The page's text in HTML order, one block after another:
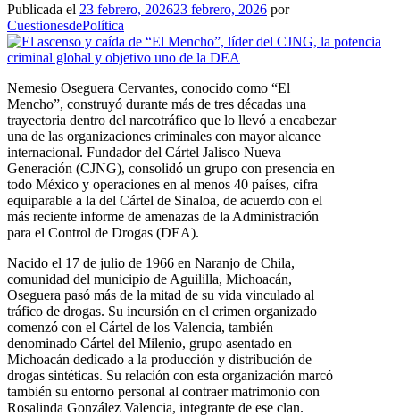
Publicada el 23 febrero, 202623 febrero, 2026 por
CuestionesdePolítica
Nemesio Oseguera Cervantes, conocido como “El
Mencho”, construyó durante más de tres décadas una
trayectoria dentro del narcotráfico que lo llevó a encabezar
una de las organizaciones criminales con mayor alcance
internacional. Fundador del Cártel Jalisco Nueva
Generación (CJNG), consolidó un grupo con presencia en
todo México y operaciones en al menos 40 países, cifra
equiparable a la del Cártel de Sinaloa, de acuerdo con el
más reciente informe de amenazas de la Administración
para el Control de Drogas (DEA).
Nacido el 17 de julio de 1966 en Naranjo de Chila,
comunidad del municipio de Aguililla, Michoacán,
Oseguera pasó más de la mitad de su vida vinculado al
tráfico de drogas. Su incursión en el crimen organizado
comenzó con el Cártel de los Valencia, también
denominado Cártel del Milenio, grupo asentado en
Michoacán dedicado a la producción y distribución de
drogas sintéticas. Su relación con esta organización marcó
también su entorno personal al contraer matrimonio con
Rosalinda González Valencia, integrante de ese clan.